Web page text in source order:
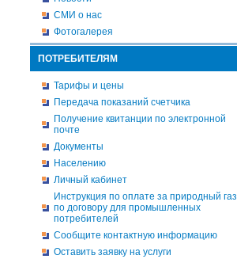
СМИ о нас
Фотогалерея
ПОТРЕБИТЕЛЯМ
Тарифы и цены
Передача показаний счетчика
Получение квитанции по электронной
почте
Документы
Населению
Личный кабинет
Инструкция по оплате за природный газ
по договору для промышленных
потребителей
Сообщите контактную информацию
Оставить заявку на услуги